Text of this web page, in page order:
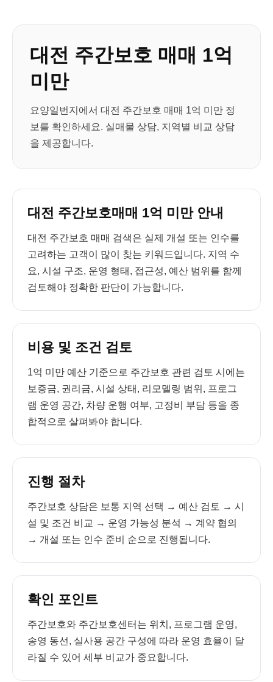
대전 주간보호 매매 1억
미만
요양일번지에서 대전 주간보호 매매 1억 미만 정
보를 확인하세요. 실매물 상담, 지역별 비교 상담
을 제공합니다.
대전 주간보호매매 1억 미만 안내
대전 주간보호 매매 검색은 실제 개설 또는 인수를
고려하는 고객이 많이 찾는 키워드입니다. 지역 수
요, 시설 구조, 운영 형태, 접근성, 예산 범위를 함께
검토해야 정확한 판단이 가능합니다.
비용 및 조건 검토
1억 미만 예산 기준으로 주간보호 관련 검토 시에는
보증금, 권리금, 시설 상태, 리모델링 범위, 프로그
램 운영 공간, 차량 운행 여부, 고정비 부담 등을 종
합적으로 살펴봐야 합니다.
진행 절차
주간보호 상담은 보통 지역 선택 → 예산 검토 → 시
설 및 조건 비교 → 운영 가능성 분석 → 계약 협의
→ 개설 또는 인수 준비 순으로 진행됩니다.
확인 포인트
주간보호와 주간보호센터는 위치, 프로그램 운영,
송영 동선, 실사용 공간 구성에 따라 운영 효율이 달
라질 수 있어 세부 비교가 중요합니다.